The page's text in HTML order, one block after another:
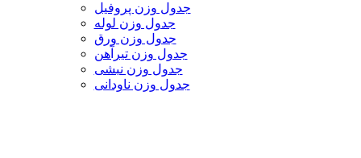
جدول وزن پروفیل
جدول وزن لوله
جدول وزن ورق
جدول وزن تیرآهن
جدول وزن نبشی
جدول وزن ناودانی